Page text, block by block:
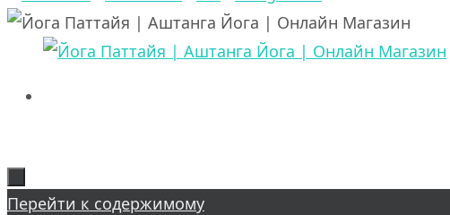
Перейти к содержимому